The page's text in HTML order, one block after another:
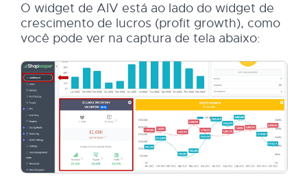
O widget de AIV está ao lado do widget de
crescimento de lucros (profit growth), como
você pode ver na captura de tela abaixo: